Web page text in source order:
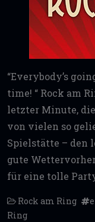
“Everybody’s
time! “ Rock am
letzter Minute,
von vielen so
Spielstätte – den
gute
für eine tolle
Rock am Ring
Ring